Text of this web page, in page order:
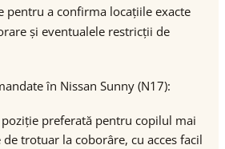
pentru a confirma locațiile exacte
și eventualele restricții de
în Nissan Sunny (N17):
preferată pentru copilul mai
trotuar la coborâre, cu acces facil